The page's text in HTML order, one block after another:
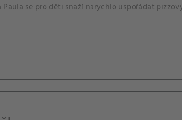
Paula se pro děti snaží narychlo uspořádat